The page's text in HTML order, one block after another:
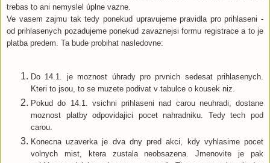
trebas to ani nemyslel úplne vazne.
Ve vasem zajmu tak tedy ponekud upravujeme pravidla pro prihlaseni -
od prihlasenych pozadujeme ponekud zavaznejsi formu registrace a to je
platba predem. Ta bude probihat nasledovne:
Do 14.1. je moznost úhrady pro prvnich sedesat prihlasenych.
Kteri to jsou, to se muzete podivat v tabulce o kousek niz.
Pokud do 14.1. vsichni prihlaseni nad carou neuhradi, dostane
moznost platby odpovidajici pocet nahradniku. Tedy tech pod
carou.
Konecna uzaverka je dva dny pred akci, kdy vyhlasime pocet
volnych mist, ktera zustala neobsazena. Jmenovite je pak